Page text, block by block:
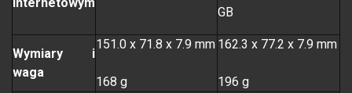
GB
Wymiary i
waga
151.0 x 71.8 x 7.9 mm
168 g
162.3 x 77.2 x 7.9 mm
196 g